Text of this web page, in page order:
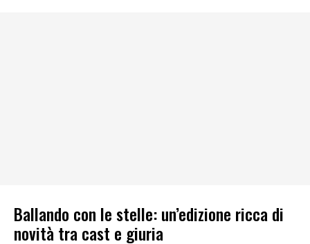
Ballando con le stelle: un’edizione ricca di
novità tra cast e giuria